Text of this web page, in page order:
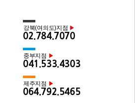
강북(여의도)지점 ▶
02.784.7070
중부지점 ▶
041.533.4303
제주지점 ▶
064.792.5465